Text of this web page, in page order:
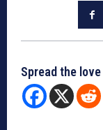
Spread the love